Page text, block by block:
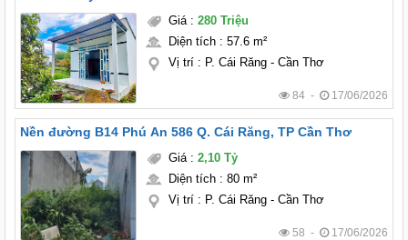
Giá: 280 Triệu
Diện tích: 57.6 m²
Vị trí: P. Cái Răng - Cần Thơ
84 - 17/06/2026
Nền đường B14 Phú An 586 Q. Cái Răng, TP Cần Thơ
Giá: 2,10 Tỷ
Diện tích: 80 m²
Vị trí: P. Cái Răng - Cần Thơ
58 - 17/06/2026